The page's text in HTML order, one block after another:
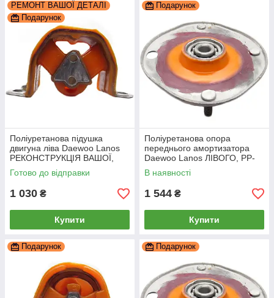
РЕМОНТ ВАШОЇ ДЕТАЛІ
Подарунок
Поліуретанова підушка
двигуна ліва Daewoo Lanos
РЕКОНСТРУКЦІЯ ВАШОЇ,
PP-0164pb
Готово до відправки
1 030 ₴
Купити
Подарунок
Поліуретанова опора
переднього амортизатора
Daewoo Lanos ЛІВОГО, PP-
0428al
В наявності
1 544 ₴
Купити
Подарунок Подарунок